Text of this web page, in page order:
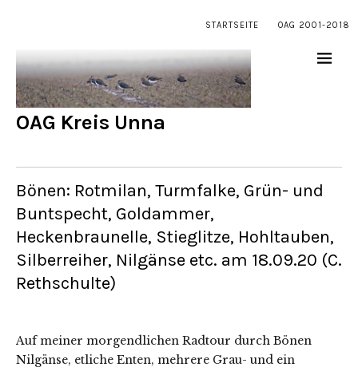
STARTSEITE OAG 2001-2018
OAG Kreis Unna
Bönen: Rotmilan, Turmfalke, Grün- und
Buntspecht, Goldammer,
Heckenbraunelle, Stieglitze, Hohltauben,
Silberreiher, Nilgänse etc. am 18.09.20 (C.
Rethschulte)
Auf meiner morgendlichen Radtour durch Bönen
Nilgänse, etliche Enten, mehrere Grau- und ein